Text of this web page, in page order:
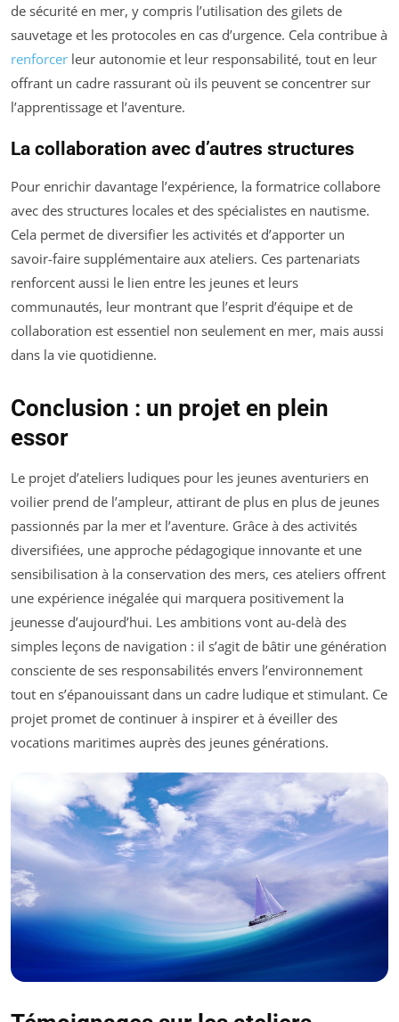
de sécurité en mer, y compris l’utilisation des gilets de
sauvetage et les protocoles en cas d’urgence. Cela contribue à
renforcer leur autonomie et leur responsabilité, tout en leur
offrant un cadre rassurant où ils peuvent se concentrer sur
l’apprentissage et l’aventure.
La collaboration avec d’autres structures
Pour enrichir davantage l’expérience, la formatrice collabore
avec des structures locales et des spécialistes en nautisme.
Cela permet de diversifier les activités et d’apporter un
savoir-faire supplémentaire aux ateliers. Ces partenariats
renforcent aussi le lien entre les jeunes et leurs
communautés, leur montrant que l’esprit d’équipe et de
collaboration est essentiel non seulement en mer, mais aussi
dans la vie quotidienne.
Conclusion : un projet en plein
essor
Le projet d’ateliers ludiques pour les jeunes aventuriers en
voilier prend de l’ampleur, attirant de plus en plus de jeunes
passionnés par la mer et l’aventure. Grâce à des activités
diversifiées, une approche pédagogique innovante et une
sensibilisation à la conservation des mers, ces ateliers offrent
une expérience inégalée qui marquera positivement la
jeunesse d’aujourd’hui. Les ambitions vont au-delà des
simples leçons de navigation : il s’agit de bâtir une génération
consciente de ses responsabilités envers l’environnement
tout en s’épanouissant dans un cadre ludique et stimulant. Ce
projet promet de continuer à inspirer et à éveiller des
vocations maritimes auprès des jeunes générations.